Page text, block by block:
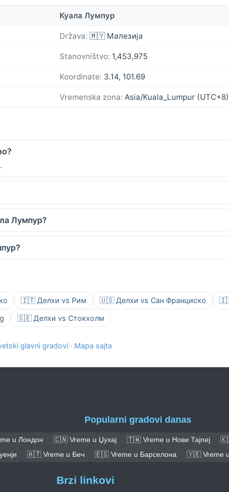
Куала Лумпур
Država: 🇲🇾 Малезија
Stanovništvo: 1,453,975
Koordinate: 3.14, 101.69
Vremenska zona: Asia/Kuala_Lumpur (UTC+8)
Лумпур?
🇮🇹 Делхи vs Рим 🇺🇸 Делхи vs Сан Франциско
🇸🇪 Делхи vs Стокхолм
glavni gradovi · Mapa sajta
Popularni gradovi danas
u Лондон 🇨🇳 Vreme u Џухај 🇹🇼 Vreme u Нови Тајпеј
🇦🇹 Vreme u Беч 🇪🇸 Vreme u Барселона 🇾🇪 Vreme
Brzi linkovi